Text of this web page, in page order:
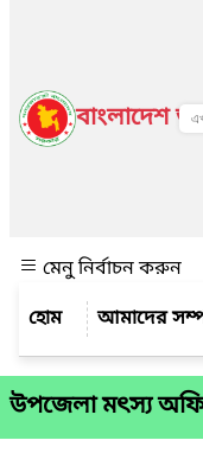
বাংলাদেশ
মেনু নির্বাচন করুন
আমাদের
উপজেলা মৎস্য